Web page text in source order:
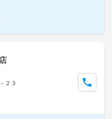
２３